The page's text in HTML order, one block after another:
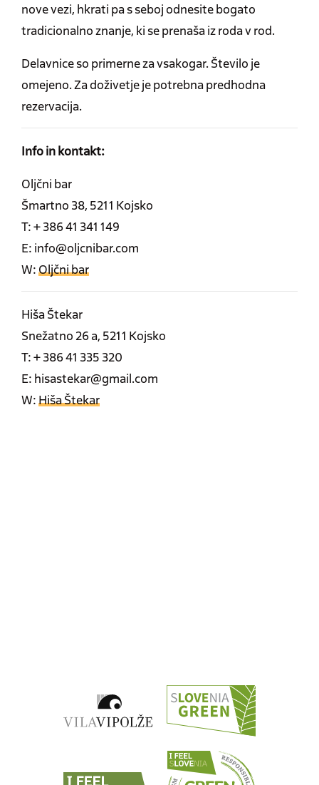
nove vezi, hkrati pa s seboj odnesite bogato
tradicionalno znanje, ki se prenaša iz roda v rod.
Delavnice so primerne za vsakogar. Število je
omejeno. Za doživetje je potrebna predhodna
rezervacija.
Info in kontakt:
Oljčni bar
Šmartno 38, 5211 Kojsko
T: + 386 41 341 149
E: info@oljcnibar.com
W:Oljčni bar
Hiša Štekar
Snežatno 26 a, 5211 Kojsko
T: + 386 41 335 320
E: hisastekar@gmail.com
W:Hiša Štekar